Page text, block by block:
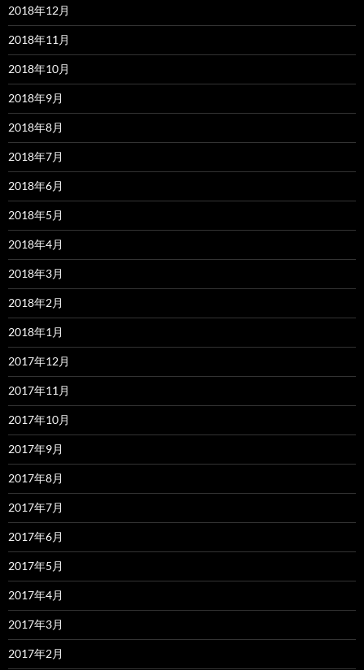
2018年12月
2018年11月
2018年10月
2018年9月
2018年8月
2018年7月
2018年6月
2018年5月
2018年4月
2018年3月
2018年2月
2018年1月
2017年12月
2017年11月
2017年10月
2017年9月
2017年8月
2017年7月
2017年6月
2017年5月
2017年4月
2017年3月
2017年2月